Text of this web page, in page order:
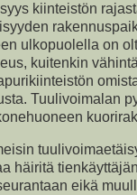
kiinteistön
ulkopuolella on
kuitenkin
Tuulivoimalan
häiritä
eikä